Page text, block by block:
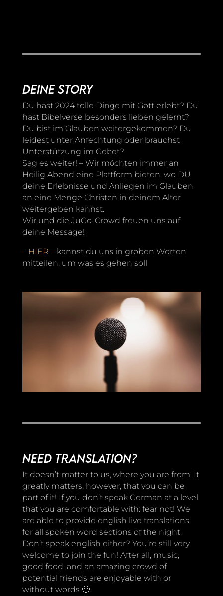
Deine Story
Du hast 2024 tolle Dinge mit Gott erlebt? Du
hast Bibelverse besonders lieben gelernt?
Du bist im Glauben weitergekommen? Du
leidest unter Anfechtung oder brauchst
Unterstützung im Gebet?
Sag es weiter! – Wir möchten immer an
Heilig Abend eine Plattform bieten, wo DU
deine Erlebnisse und Anliegen im Glauben
an eine Menge Christen in deinem Alter
weitergeben kannst.
Wir und die JuGo-Crowd freuen uns auf
deine Message!
– HIER –kannst du uns in groben Worten
mitteilen, um was es gehen soll
Need translation?
It doesn’t matter to us, where you are from. It
greatly matters, however, that you can be
part of it! If you don’t speak German at a level
that you are comfortable with: fear not! We
are able to provide english live translations
for all spoken word sections of the night.
Don’t speak english either? You’re still very
welcome to join the fun! After all, music,
good food, and an amazing crowd of
potential friends are enjoyable with or
without words 🙂